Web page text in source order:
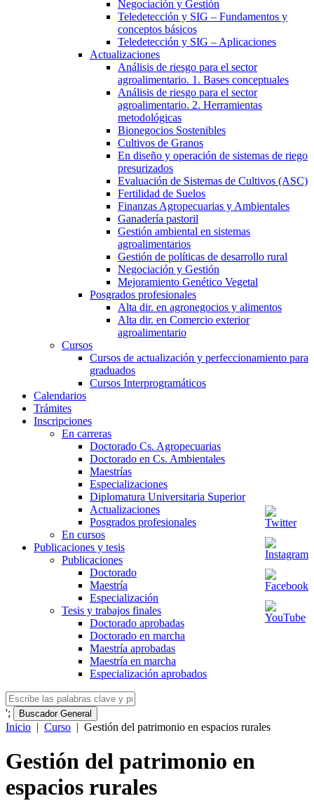
Negociación y Gestión
Teledetección y SIG – Fundamentos y
conceptos básicos
Teledetección y SIG – Aplicaciones
Actualizaciones
Análisis de riesgo para el sector
agroalimentario. 1. Bases conceptuales
Análisis de riesgo para el sector
agroalimentario. 2. Herramientas
metodológicas
Bionegocios Sostenibles
Cultivos de Granos
En diseño y operación de sistemas de riego
presurizados
Evaluación de Sistemas de Cultivos (ASC)
Fertilidad de Suelos
Finanzas Agropecuarias y Ambientales
Ganadería pastoril
Gestión ambiental en sistemas
agroalimentarios
Gestión de políticas de desarrollo rural
Negociación y Gestión
Mejoramiento Genético Vegetal
Posgrados profesionales
Alta dir. en agronegocios y alimentos
Alta dir. en Comercio exterior
agroalimentario
Cursos
Cursos de actualización y perfeccionamiento para
graduados
Cursos Interprogramáticos
Calendarios
Trámites
Inscripciones
En carreras
Doctorado Cs. Agropecuarias
Doctorado en Cs. Ambientales
Maestrías
Especializaciones
Diplomatura Universitaria Superior
Actualizaciones
Posgrados profesionales
En cursos
Publicaciones y tesis
Publicaciones
Doctorado
Maestría
Especialización
Tesis y trabajos finales
Doctorado aprobadas
Doctorado en marcha
Maestría aprobadas
Maestría en marcha
Especialización aprobados
'; Buscador General
Inicio | Curso | Gestión del patrimonio en espacios rurales
Gestión del patrimonio en
espacios rurales